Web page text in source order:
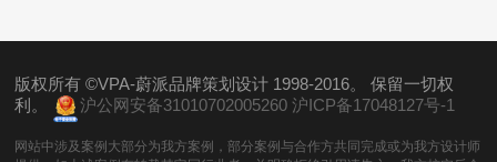
版权所有 ©VPA-蔚派品牌策划设计 1998-2016。 保留一切权
利。
沪公网安备31010702005260 沪ICP备17048127号-1
网站中涉及案例大部分为我方案例，部分案例与合作方共同完成或为我方设计师